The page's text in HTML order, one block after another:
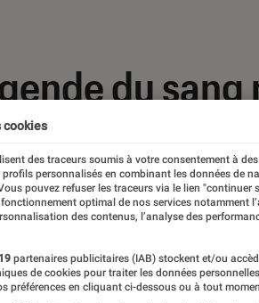
du
cookies
des traceurs soumis à votre consentement à
personnalisés en combinant les données de
pouvez refuser les traceurs via le lien "continuer
optimal de nos services notamment
des contenus, l’analyse des
partenaires publicitaires (IAB) stockent et/ou
de cookies pour traiter les données
préférences en cliquant ci-dessous ou à tout